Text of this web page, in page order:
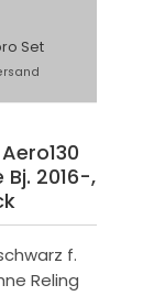
Set
2016-,
f.
Reling